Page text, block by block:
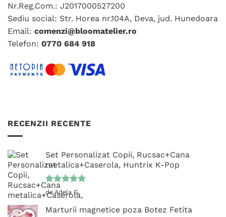
alese
pagina
produsului.
produsului.
Nr.Reg.Com.: J2017000527200
Sediu social: Str. Horea nr.104A, Deva, jud. Hunedoara
Email: comenzi@bloomatelier.ro
Telefon: 0770 684 918
RECENZII RECENTE
Set Personalizat Copii, Rucsac+Cana
metalica+Caserola, Huntrix K-Pop
Evaluat la
5din 5
de Adela G.
Marturii magnetice poza Botez Fetita